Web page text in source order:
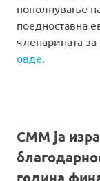
пополнување
поедноставна
членарината за
овде.
СММ ја